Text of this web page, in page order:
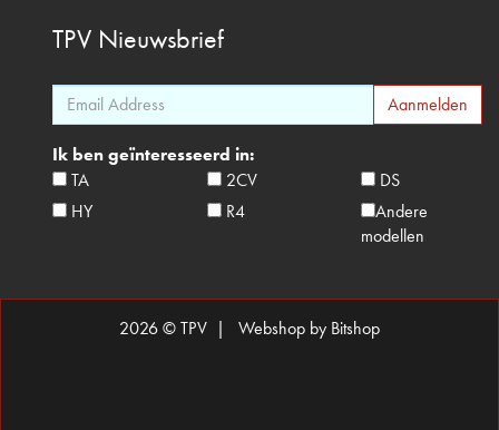
TPV Nieuwsbrief
Ik ben geïnteresseerd in:
TA
2CV
DS
HY
R4
Andere
modellen
2026 © TPV | Webshop by Bitshop